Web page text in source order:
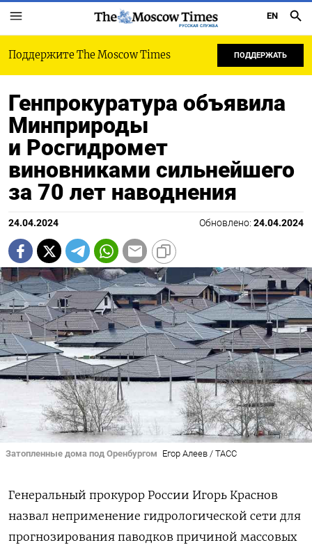
РУССКАЯ СЛУЖБА
EN
Поддержите The Moscow Times ПОДДЕРЖАТЬ
Генпрокуратура объявила
Минприроды
и Росгидромет
виновниками сильнейшего
за 70 лет наводнения
24.04.2024 Обновлено: 24.04.2024
Затопленные дома под Оренбургом Егор Алеев / ТАСС
Генеральный прокурор России Игорь Краснов
назвал неприменение гидрологической сети для
прогнозирования паводков причиной массовых